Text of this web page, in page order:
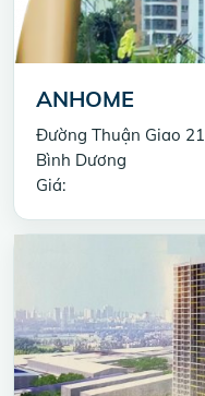
ANHOME
Đường Thuận Giao
Bình Dương
Giá: